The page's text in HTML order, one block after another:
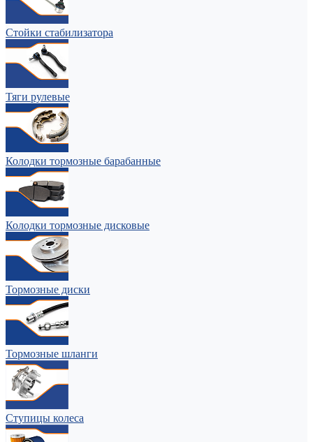
Стойки стабилизатора
Тяги рулевые
Колодки тормозные барабанные
Колодки тормозные дисковые
Тормозные диски
Тормозные шланги
Ступицы колеса